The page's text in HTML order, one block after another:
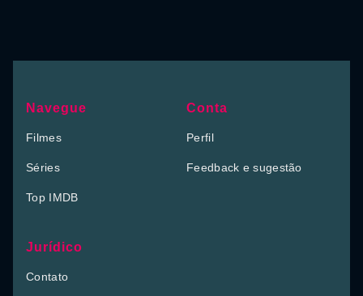
Navegue
Filmes
Séries
Top IMDB
Conta
Perfil
Feedback e sugestão
Jurídico
Contato